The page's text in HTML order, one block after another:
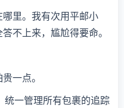
里。我有次用平邮小
不上来，尴尬得要命。
一点。
统一管理所有包裹的追踪